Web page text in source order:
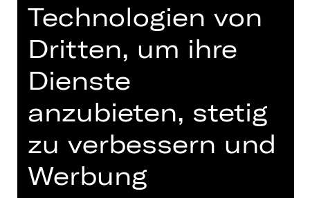
LIOBA BRAUN
Sänger*in (Gast)
Mezzosopran
Die Mezzosopranistin Lioba Braun
Technologien von
Dritten, um ihre
Dienste
anzubieten, stetig
zu verbessern und
Werbung